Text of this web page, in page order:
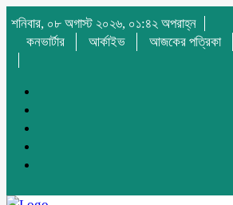
শনিবার, ০৮ অগাস্ট ২০২৬, ০১:৪২ অপরাহ্ন
কনভার্টার
আর্কাইভ আজকের পত্রিকা